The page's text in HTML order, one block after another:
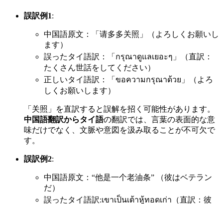
誤訳例1:
中国語原文：「请多多关照」（よろしくお願いし
ます）
誤ったタイ語訳：「กรุณาดูแลเยอะๆ」（直訳：
たくさん世話をしてください）
正しいタイ語訳：「ขอความกรุณาด้วย」（よろ
しくお願いします）
「关照」を直訳すると誤解を招く可能性があります。
中国語翻訳からタイ語の翻訳では、言葉の表面的な意
味だけでなく、文脈や意図を汲み取ることが不可欠で
す。
誤訳例2:
中国語原文：“他是一个老油条” （彼はベテラン
だ）
誤ったタイ語訳:เขาเป็นเต้าหู้ทอดเก่า（直訳：彼